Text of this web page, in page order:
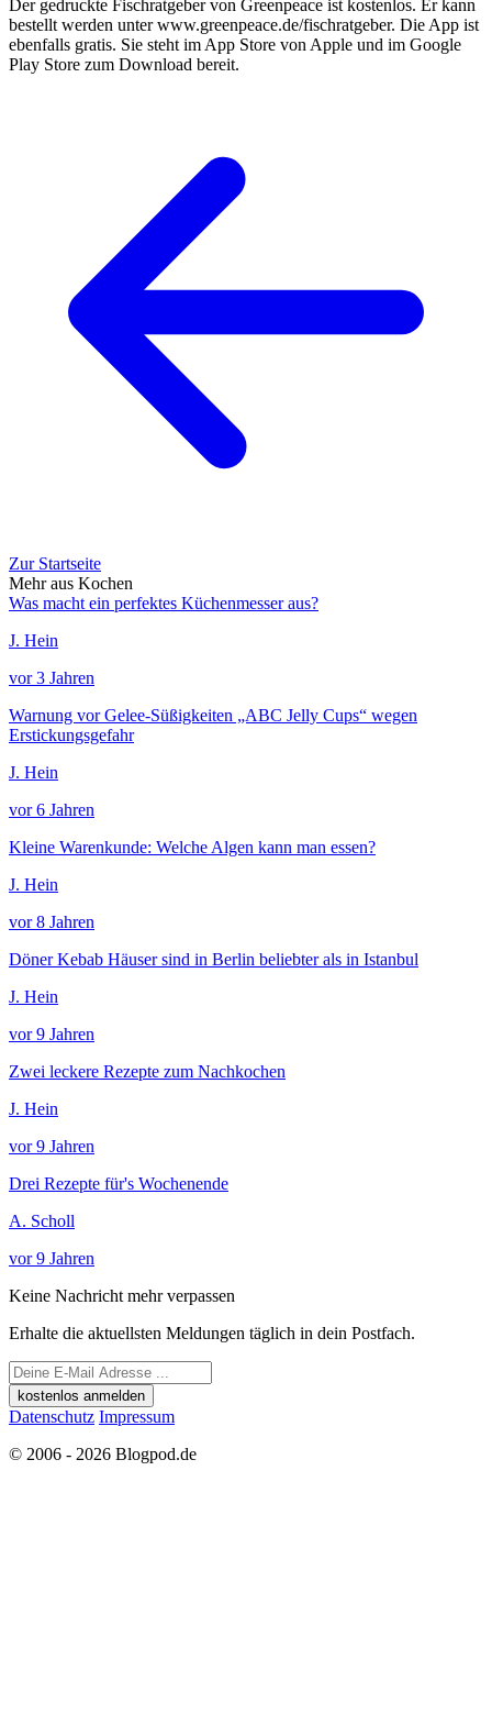
Der gedruckte Fischratgeber von Greenpeace ist kostenlos. Er kann
bestellt werden unter www.greenpeace.de/fischratgeber. Die App ist
ebenfalls gratis. Sie steht im App Store von Apple und im Google
Play Store zum Download bereit.
Zur Startseite
Mehr aus Kochen
Was macht ein perfektes Küchenmesser aus?
J. Hein
vor 3 Jahren
Warnung vor Gelee-Süßigkeiten „ABC Jelly Cups“ wegen
Erstickungsgefahr
J. Hein
vor 6 Jahren
Kleine Warenkunde: Welche Algen kann man essen?
J. Hein
vor 8 Jahren
Döner Kebab Häuser sind in Berlin beliebter als in Istanbul
J. Hein
vor 9 Jahren
Zwei leckere Rezepte zum Nachkochen
J. Hein
vor 9 Jahren
Drei Rezepte für's Wochenende
A. Scholl
vor 9 Jahren
Keine Nachricht mehr verpassen
Erhalte die aktuellsten Meldungen täglich in dein Postfach.
kostenlos anmelden
Datenschutz Impressum
© 2006 - 2026 Blogpod.de